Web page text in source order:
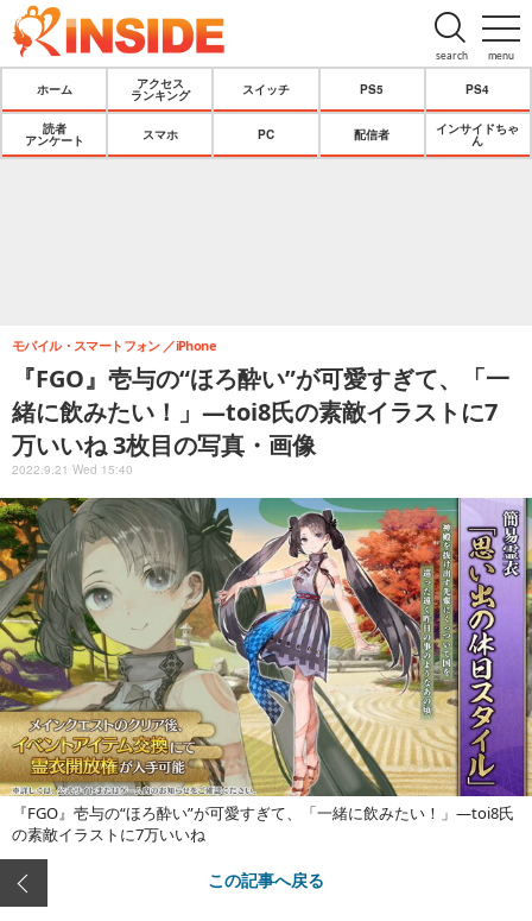
menu
search
ホーム
アクセス
ランキング
スイッチ PS5 PS4
読者
アンケート
スマホ PC 配信者
インサイドちゃ
ん
『FGO』壱与の“ほろ酔い”が可愛すぎて、「一
緒に飲みたい！」―toi8氏の素敵イラストに7
万いいね 3枚目の写真・画像
モバイル・スマートフォン iPhone
2022.9.21 Wed 15:40
『FGO』壱与の“ほろ酔い”が可愛すぎて、「一緒に飲みたい！」―toi8氏
の素敵イラストに7万いいね
この記事へ戻る